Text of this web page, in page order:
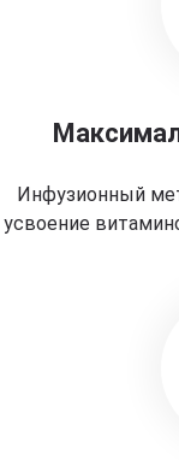
Инфузионный
усвоение